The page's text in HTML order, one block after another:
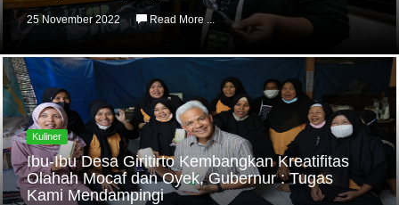
25 November 2022 Read More ...
Kuliner
Ibu-Ibu Desa Giritirto Kembangkan Kreatifitas
Olahah Mocaf dan Oyek, Gubernur : Tugas
Kami Mendampingi